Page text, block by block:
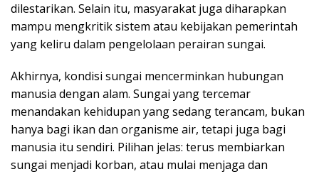
dilestarikan. Selain itu, masyarakat juga diharapkan
mampu mengkritik sistem atau kebijakan pemerintah
yang keliru dalam pengelolaan perairan sungai.
Akhirnya, kondisi sungai mencerminkan hubungan
manusia dengan alam. Sungai yang tercemar
menandakan kehidupan yang sedang terancam, bukan
hanya bagi ikan dan organisme air, tetapi juga bagi
manusia itu sendiri. Pilihan jelas: terus membiarkan
sungai menjadi korban, atau mulai menjaga dan